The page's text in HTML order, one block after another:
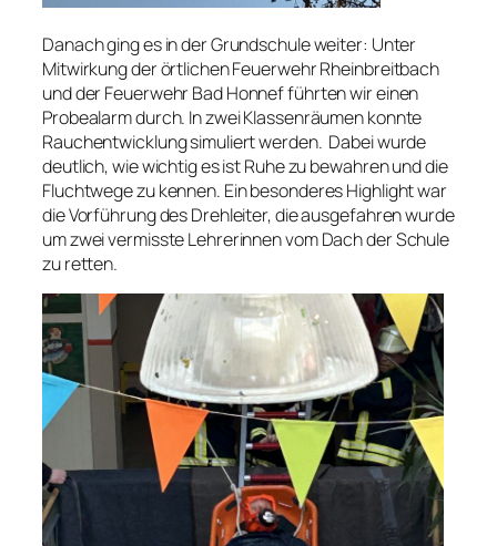
Danach ging es in der Grundschule weiter: Unter
Mitwirkung der örtlichen Feuerwehr Rheinbreitbach
und der Feuerwehr Bad Honnef führten wir einen
Probealarm durch. In zwei Klassenräumen konnte
Rauchentwicklung simuliert werden. Dabei wurde
deutlich, wie wichtig es ist Ruhe zu bewahren und die
Fluchtwege zu kennen. Ein besonderes Highlight war
die Vorführung des Drehleiter, die ausgefahren wurde
um zwei vermisste Lehrerinnen vom Dach der Schule
zu retten.